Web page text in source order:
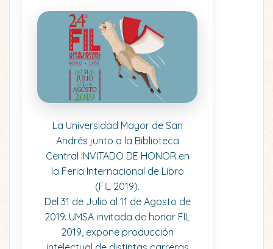
La Universidad Mayor de San
Andrés junto a la Biblioteca
Central INVITADO DE HONOR en
la Feria Internacional de Libro
(FIL 2019).
Del 31 de Julio al 11 de Agosto de
2019. UMSA invitada de honor FIL
2019, expone producción